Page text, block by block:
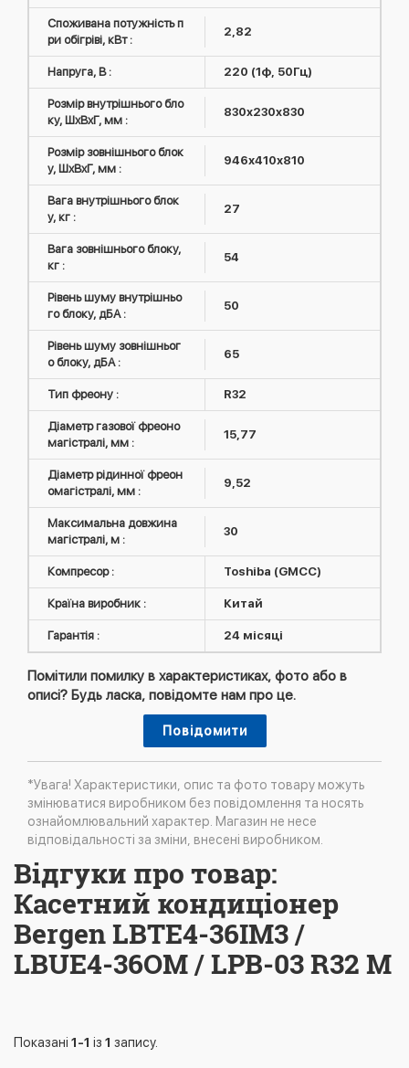
Споживана потужність п
ри обігріві, кВт :
2,82
Напруга, В : 220 (1ф, 50Гц)
Розмір внутрішнього бло
ку, ШxВxГ, мм :
830x230x830
Розмір зовнішнього блок
у, ШxВxГ, мм :
946х410х810
Вага внутрішнього блок
у, кг :
27
Вага зовнішнього блоку,
кг :
54
Рівень шуму внутрішньо
го блоку, дБА :
50
Рівень шуму зовнішньог
о блоку, дБА :
65
Тип фреону : R32
Діаметр газової фреоно
магістралі, мм :
15,77
Діаметр рідинної фреон
омагістралі, мм :
9,52
Максимальна довжина
магістралі, м :
30
Компресор : Toshiba (GMCC)
Країна виробник : Китай
Гарантія : 24 місяці
Помітили помилку в характеристиках, фото або в
описі? Будь ласка, повідомте нам про це.
Повідомити
*Увага! Характеристики, опис та фото товару можуть
змінюватися виробником без повідомлення та носять
ознайомлювальний характер. Магазин не несе
відповідальності за зміни, внесені виробником.
Відгуки про товар:
Касетний кондиціонер
Bergen LBTE4-36IM3 /
LBUE4-36OM / LPB-03 R32 M
Показані 1-1 із 1 запису.